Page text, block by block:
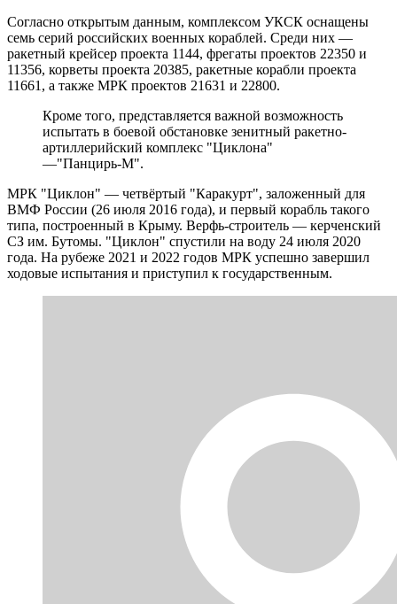
Согласно открытым данным, комплексом УКСК оснащены
семь серий российских военных кораблей. Среди них —
ракетный крейсер проекта 1144, фрегаты проектов 22350 и
11356, корветы проекта 20385, ракетные корабли проекта
11661, а также МРК проектов 21631 и 22800.
Кроме того, представляется важной возможность
испытать в боевой обстановке зенитный ракетно-
артиллерийский комплекс "Циклона"
—"Панцирь-М".
МРК "Циклон" — четвёртый "Каракурт", заложенный для
ВМФ России (26 июля 2016 года), и первый корабль такого
типа, построенный в Крыму. Верфь-строитель — керченский
СЗ им. Бутомы. "Циклон" спустили на воду 24 июля 2020
года. На рубеже 2021 и 2022 годов МРК успешно завершил
ходовые испытания и приступил к государственным.